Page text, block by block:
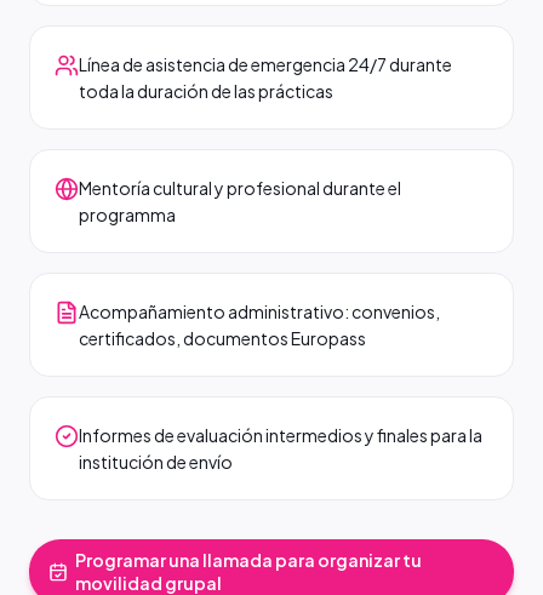
Línea de asistencia de emergencia 24/7 durante
toda la duración de las prácticas
Mentoría cultural y profesional durante el
programma
Acompañamiento administrativo: convenios,
certificados, documentos Europass
Informes de evaluación intermedios y finales para la
institución de envío
Programar una llamada para organizar tu
movilidad grupal